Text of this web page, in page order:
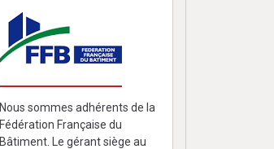
Nous sommes adhérents de la
Fédération Française du
Bâtiment. Le gérant siège au